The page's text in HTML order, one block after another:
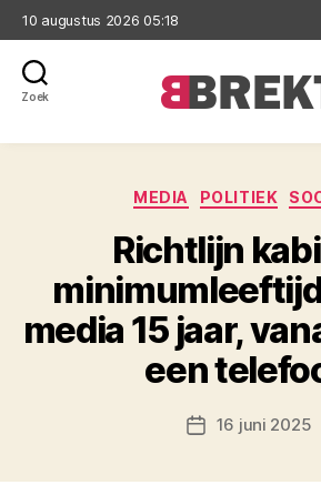
10 augustus 2026 05:18
Zoek
MEDIA POLITIEK
Richtlijn
media 15 jaar,
een
Berichtdatum
16 juni 2025